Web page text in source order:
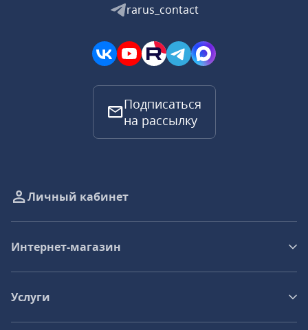
rarus_contact
Подписаться
на рассылку
Личный кабинет
Интернет-магазин
Услуги